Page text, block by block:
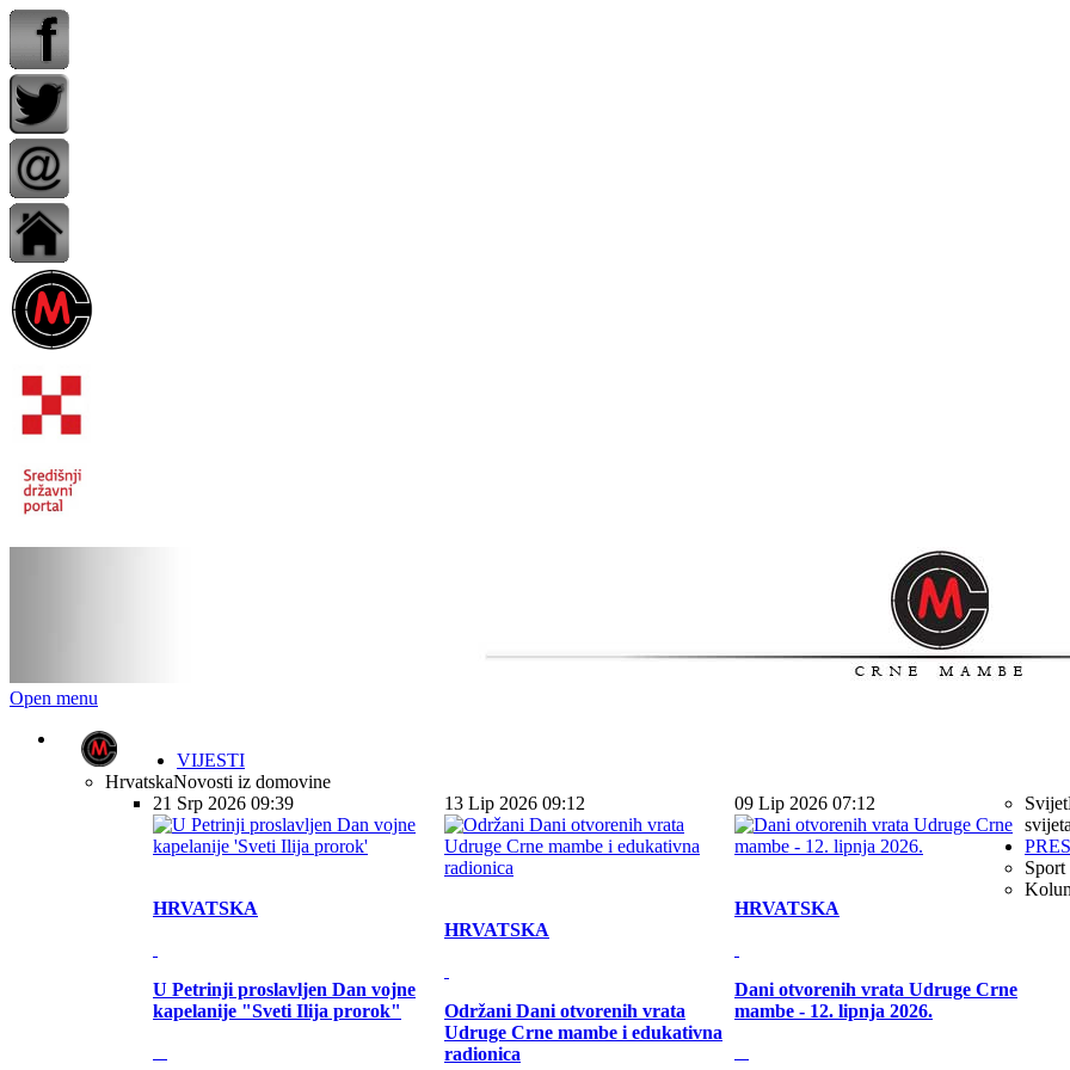
Open menu
VIJESTI
HrvatskaNovosti iz domovine
21 Srp 2026 09:39
HRVATSKA
U Petrinji proslavljen Dan vojne
kapelanije "Sveti Ilija prorok"
13 Lip 2026 09:12
HRVATSKA
Održani Dani otvorenih vrata
Udruge Crne mambe i edukativna
radionica
09 Lip 2026 07:12
HRVATSKA
Dani otvorenih vrata Udruge Crne
mambe - 12. lipnja 2026.
Svijet
svijeta
Sport